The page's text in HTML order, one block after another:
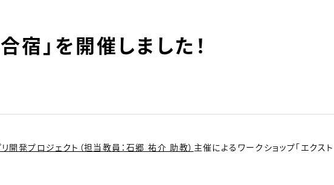
宿」を開催しました！
開発プロジェクト（担当教員：石郷 祐介 助教） 主催によるワークショップ「エクス